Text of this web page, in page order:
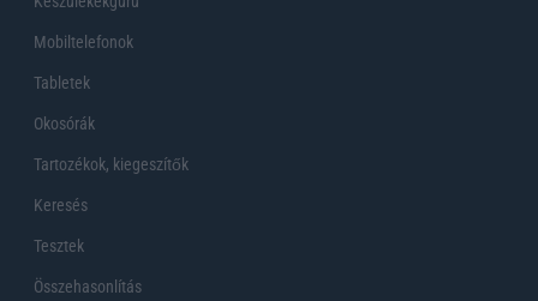
Mobiltelefonok
Tabletek
Okosórák
Tartozékok, kiegeszítők
Keresés
Tesztek
Összehasonlítás